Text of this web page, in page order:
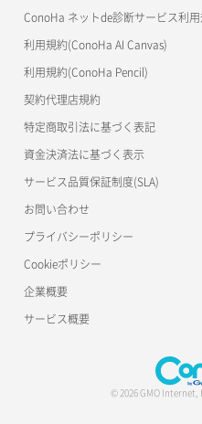
サーバー一覧取得
サーバー作成
サーバー再構築（OS再インストー
サーバー利用状況グラフ（ディスク
サーバー削除
ネットワーク詳細取得
ポート一覧取得
ポート作成（ローカルネットワーク
ポート作成（追加IP用）
ポート削除
ポート詳細取得
リスナー削除
リスナー更新
リスナー詳細取得
ロードバランサー一覧取得
ロードバランサー削除
ロードバランサー更新
ロードバランサー詳細取得
ロードバランサー追加
一時的Web公開
s3cmd
公開API(ConoHa VPS Ver.2.0)
ConoHa ネットde診断サービス利
利用規約(ConoHa AI Canvas)
利用規約(ConoHa Pencil)
契約代理店規約
特定商取引法に基づく表記
資金決済法に基づく表示
サービス品質保証制度(SLA)
お問い合わせ
プライバシーポリシー
Cookieポリシー
企業概要
サービス概要
© 2026 GMO Internet,